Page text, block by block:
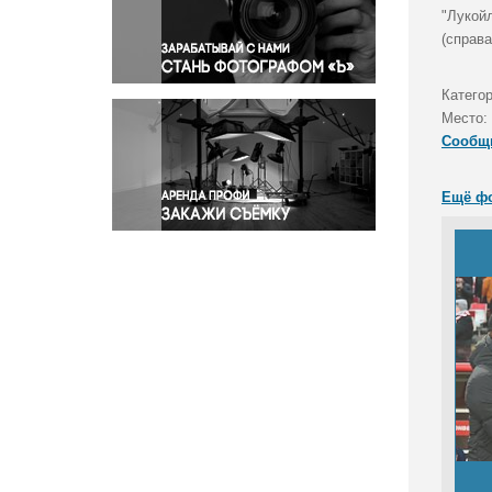
Правосудие
Происшествия и конфликты
Религия
Светская жизнь
Спорт
Экология
Экономика и бизнес
Место:
Ещё